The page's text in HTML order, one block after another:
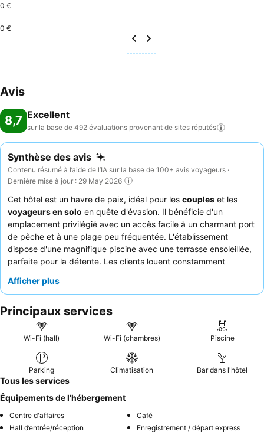
0 €
0 €
Avis
8,7 Excellent
sur la base de 492 évaluations provenant de sites réputés
Synthèse des avis
Contenu résumé à l’aide de l’IA sur la base de 100+ avis voyageurs ·
Dernière mise à jour : 29 May 2026
Cet hôtel est un havre de paix, idéal pour les couples et les
voyageurs en solo en quête d'évasion. Il bénéficie d'un
emplacement privilégié avec un accès facile à un charmant port
de pêche et à une plage peu fréquentée. L'établissement
dispose d'une magnifique piscine avec une terrasse ensoleillée,
parfaite pour la détente. Les clients louent constamment
soulignant notamment le délicieux et varié petit-déjeuner fait
chambre avec balcon afin de profiter de la brise marine.
Afficher plus
Principaux services
Wi-Fi (hall) Wi-Fi (chambres) Piscine
Parking Climatisation Bar dans l'hôtel
Tous les services
Équipements de l’hébergement
Centre d'affaires
Café
Hall d’entrée/réception
Enregistrement / départ express